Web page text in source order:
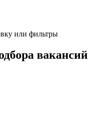
или фильтры
вакансий